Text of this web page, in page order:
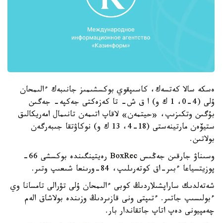
ەسكە سالا كەتسەك، كاسىپقوي بوكسشىمىز جانىبەك ءالىمحان
ۇلى (4-0، 1 ك و) ا ق ش- تا كەزەكتى جەكپە- جەگىن
بۇگىن وتكىزىپ، «حيتمەن» لاقاپ اتىمەن تانىمال امەريكالىق
ستيۆەن مارتينەستى (18-4، 13 ك و) نوكاۋتقا جىبەرگەن
بولاتىن.
وسىناۋ جارقىن جەڭىس BoxRec رەيتينگىندە بوكسشى 66-
پوزيتسياعا ءبىر-اق كوتەرىلىپ، 84-ورىنعا شىعىپ وتىر.
شەتەلدىك ساراپشىلاردىڭ كوبى ءالىمحان ۇلى تۋرالى تامسانا وي
ءبولىسىپ جاتىر. ءتىپتى ونى قازىردىڭ وزىندە بولاشاق الەم
چەمپيونى دەپ اتاپ جاتقاندار بار.